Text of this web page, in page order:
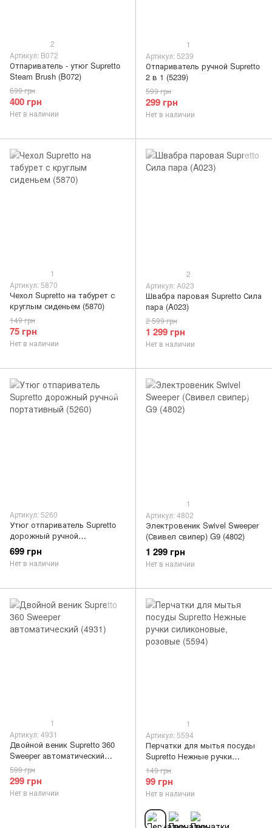
2
Артикул: B072
Отпариватель - утюг Supretto
Steam Brush (B072)
400 грн
699 грн
Нет в наличии
1
Артикул: 5239
Отпариватель ручной Supretto
2 в 1 (5239)
299 грн
599 грн
Нет в наличии
1
Артикул: 5870
Чехол Supretto на табурет с
круглым сиденьем (5870)
75 грн
149 грн
Нет в наличии
2
Артикул: A023
Швабра паровая Supretto Сила
пара (A023)
1 299 грн
2 599 грн
Нет в наличии
Артикул: 5260
Утюг отпариватель Supretto
дорожный ручной
портативный (5260)
699 грн
Нет в наличии
1
Артикул: 4802
Электровеник Swivel Sweeper
(Свивел свипер) G9 (4802)
1 299 грн
Нет в наличии
1
Артикул: 4931
Двойной веник Supretto 360
Sweeper автоматический
(4931)
299 грн
599 грн
Нет в наличии
1
Артикул: 5594
Перчатки для мытья посуды
Supretto Нежные ручки
силиконовые, розовые (5594)
99 грн
149 грн
Нет в наличии